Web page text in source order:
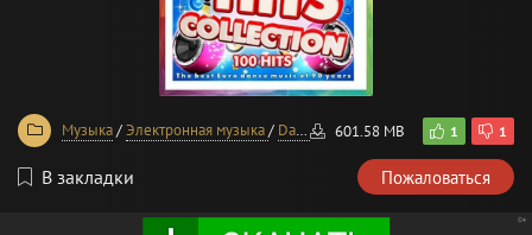
Музыка/Электронная музыка/ Dance / House
601.58 MB 1 1
В закладки Пожаловаться